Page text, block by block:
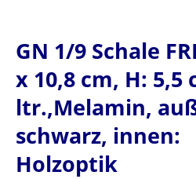
GN 1/9 Schale
x 10,8 cm, H: 5,5
ltr.,Melamin,
schwarz, innen:
Holzoptik